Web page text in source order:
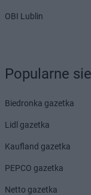
OBI Lublin
Popularne
Biedronka gazetka
Lidl gazetka
Kaufland gazetka
PEPCO gazetka
Netto gazetka